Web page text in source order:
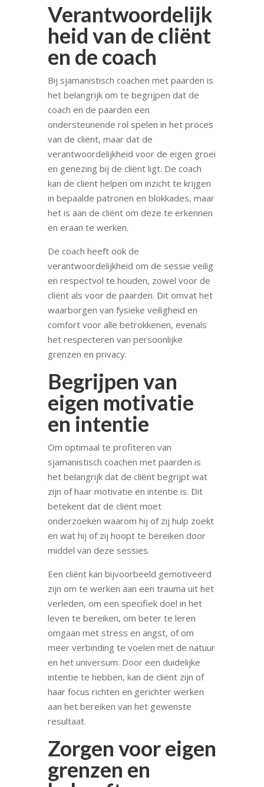
Verantwoordelijk
heid van de cliënt
en de coach
Bij sjamanistisch coachen met paarden is
het belangrijk om te begrijpen dat de
coach en de paarden een
ondersteunende rol spelen in het proces
van de cliënt, maar dat de
verantwoordelijkheid voor de eigen groei
en genezing bij de cliënt ligt. De coach
kan de cliënt helpen om inzicht te krijgen
in bepaalde patronen en blokkades, maar
het is aan de cliënt om deze te erkennen
en eraan te werken.
De coach heeft ook de
verantwoordelijkheid om de sessie veilig
en respectvol te houden, zowel voor de
cliënt als voor de paarden. Dit omvat het
waarborgen van fysieke veiligheid en
comfort voor alle betrokkenen, evenals
het respecteren van persoonlijke
grenzen en privacy.
Begrijpen van
eigen motivatie
en intentie
Om optimaal te profiteren van
sjamanistisch coachen met paarden is
het belangrijk dat de cliënt begrijpt wat
zijn of haar motivatie en intentie is. Dit
betekent dat de cliënt moet
onderzoeken waarom hij of zij hulp zoekt
en wat hij of zij hoopt te bereiken door
middel van deze sessies.
Een cliënt kan bijvoorbeeld gemotiveerd
zijn om te werken aan een trauma uit het
verleden, om een specifiek doel in het
leven te bereiken, om beter te leren
omgaan met stress en angst, of om
meer verbinding te voelen met de natuur
en het universum. Door een duidelijke
intentie te hebben, kan de cliënt zijn of
haar focus richten en gerichter werken
aan het bereiken van het gewenste
resultaat.
Zorgen voor eigen
grenzen en